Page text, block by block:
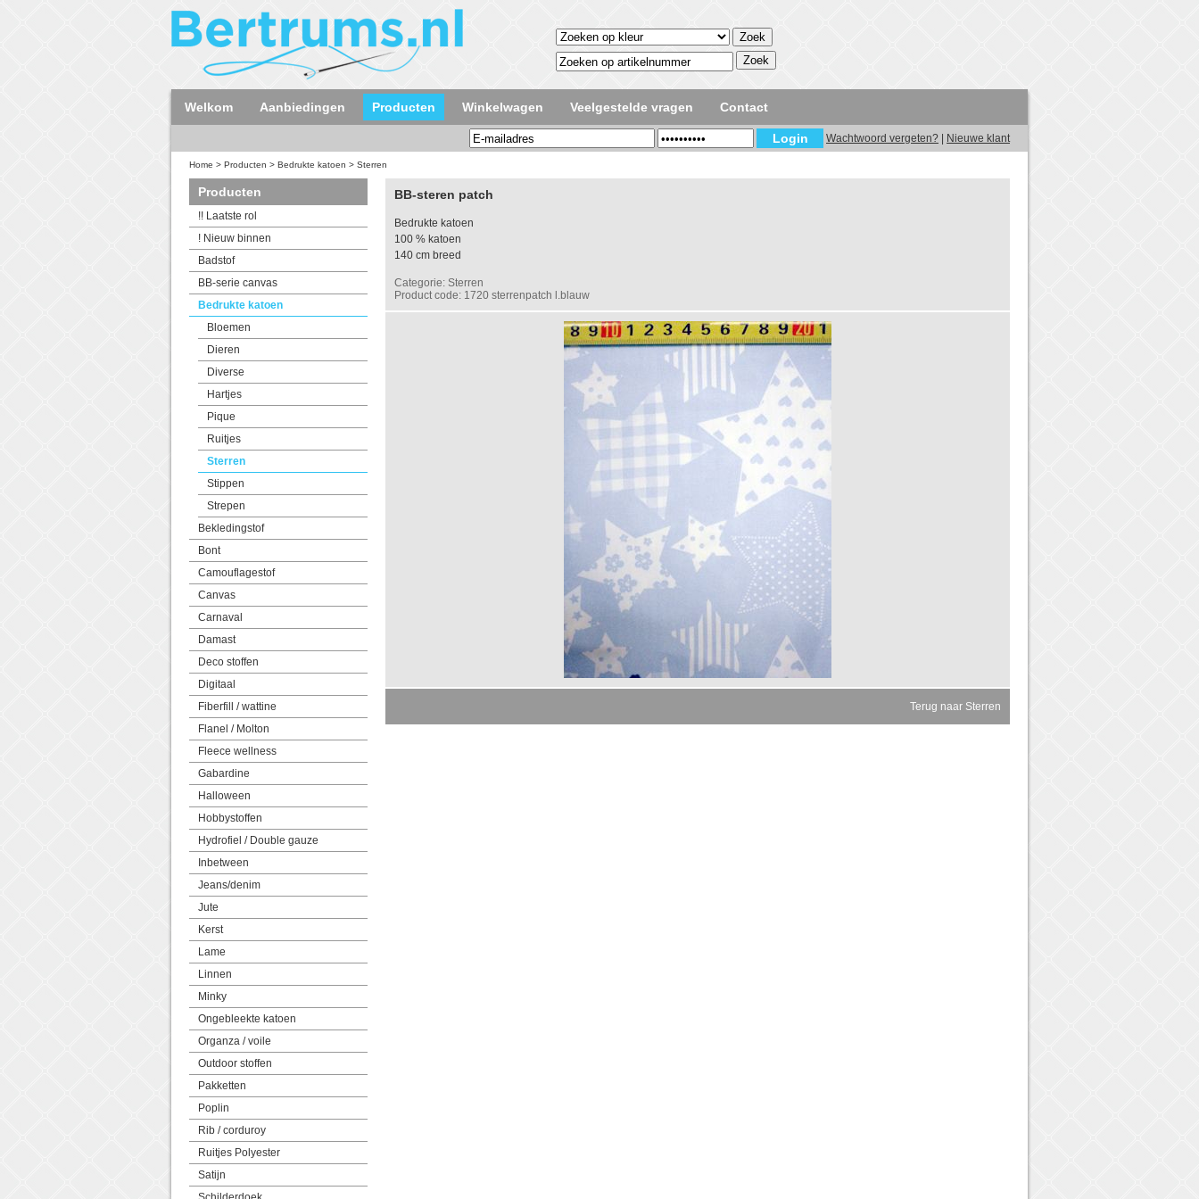
Welkom Aanbiedingen Producten Winkelwagen Veelgestelde vragen Contact
Wachtwoord vergeten? Nieuwe klant
Home > Producten > Bedrukte katoen > Sterren
Producten
!! Laatste rol
! Nieuw binnen
Badstof
BB-serie canvas
Bedrukte katoen
Bloemen
Dieren
Diverse
Hartjes
Pique
Ruitjes
Sterren
Stippen
Strepen
Bekledingstof
Bont
Camouflagestof
Canvas
Carnaval
Damast
Deco stoffen
Digitaal
Fiberfill / wattine
Flanel / Molton
Fleece wellness
Gabardine
Halloween
Hobbystoffen
Hydrofiel / Double gauze
Inbetween
Jeans/denim
Jute
Kerst
Lame
Linnen
Minky
Ongebleekte katoen
Organza / voile
Outdoor stoffen
Pakketten
Poplin
Rib / corduroy
Ruitjes Polyester
Satijn
BB-steren patch
Bedrukte katoen
100 % katoen
140 cm breed
Categorie: Sterren
Product code: 1720 sterrenpatch l.blauw
Terug naar Sterren